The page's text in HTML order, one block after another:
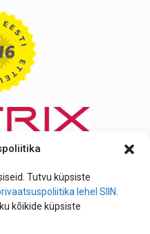
Tutvu küpsiste
lehel SIIN
kõikide küpsiste